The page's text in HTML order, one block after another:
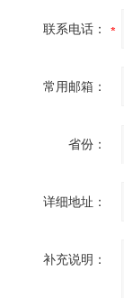
联系电话：
常用邮箱：
省份：
详细地址：
补充说明：